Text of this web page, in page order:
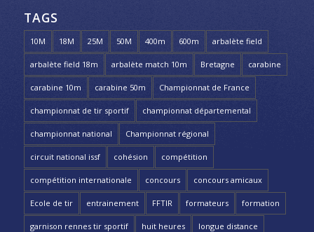
TAGS
10M 18M 25M 50M 400m 600m arbalète field
arbalète field 18m arbalète match 10m Bretagne carabine
carabine 10m carabine 50m Championnat de France
championnat de tir sportif championnat départemental
championnat national Championnat régional
circuit national issf cohésion compétition
compétition internationale concours concours amicaux
Ecole de tir entrainement FFTIR formateurs formation
garnison rennes tir sportif huit heures longue distance